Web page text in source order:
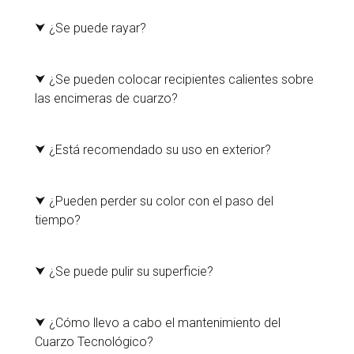
crecimiento microbiano y la penetración de suciedad
⮟ ¿Se puede rayar?
al rayado. No obstante es recomendable la
utilización de tablas suplementarias para cortar
⮟ ¿Se pueden colocar recipientes calientes sobre
las encimeras de cuarzo?
calientes. La solución ideal es la utilización de un
⮟ ¿Está recomendado su uso en exterior?
una intensa radiación solar ni exponerlos a lámparas
de emisión de rayos UV.
⮟ ¿Pueden perder su color con el paso del
tiempo?
rayos UV, permitirá que el color de la encimera
⮟ ¿Se puede pulir su superficie?
COMPAC, el cuarzo no debe ser pulido en ningún
caso.
⮟ ¿Cómo llevo a cabo el mantenimiento del
Cuarzo Tecnológico?